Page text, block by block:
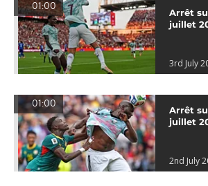
01:00
Arrêt
juillet
3rd July
01:00
Arrêt
juillet
2nd July